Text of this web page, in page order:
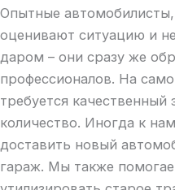
Опытные
оценивают ситуацию и
даром – они сразу же
профессионалов. На
требуется качественный
количество. Иногда к
доставить новый
гараж. Мы также